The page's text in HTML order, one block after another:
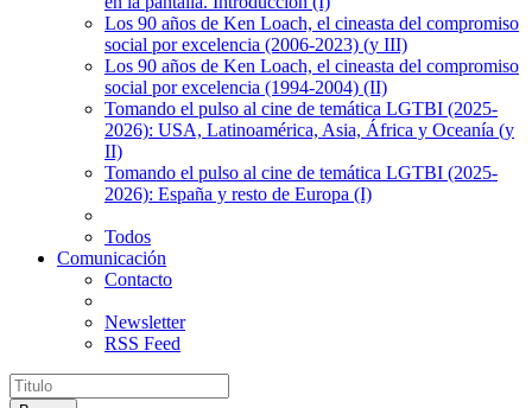
Los 90 años de Ken Loach, el cineasta del compromiso
social por excelencia (2006-2023) (y III)
Los 90 años de Ken Loach, el cineasta del compromiso
social por excelencia (1994-2004) (II)
Tomando el pulso al cine de temática LGTBI (2025-
2026): USA, Latinoamérica, Asia, África y Oceanía (y
II)
Tomando el pulso al cine de temática LGTBI (2025-
2026): España y resto de Europa (I)
Todos
Comunicación
Contacto
Newsletter
RSS Feed